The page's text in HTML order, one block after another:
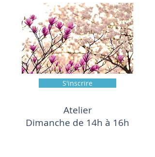
S'inscrire
Atelier
Dimanche de 14h à 16h